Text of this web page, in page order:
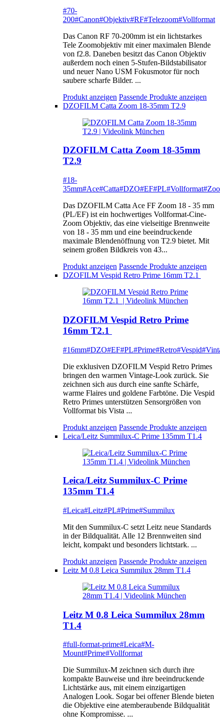
#70-
200#Canon#Objektiv#RF#Telezoom#Vollformat
Das Canon RF 70-200mm ist ein lichtstarkes
Tele Zoomobjektiv mit einer maximalen Blende
von f2.8. Daneben besitzt das Canon Objektiv
außerdem noch einen 5-Stufen-Bildstabilisator
und neuer Nano USM Fokusmotor für noch
saubere scharfe Bilder. ...
Produkt anzeigen Passende Produkte anzeigen
DZOFILM Catta Zoom 18-35mm T2.9
DZOFILM Catta Zoom 18-35mm
T2.9
#18-
35mm#Ace#Catta#DZO#EF#PL#Vollformat
Das DZOFILM Catta Ace FF Zoom 18 - 35 mm
(PL/EF) ist ein hochwertiges Vollformat-Cine-
Zoom Objektiv, das eine vielseitige Brennweite
von 18 - 35 mm und eine beeindruckende
maximale Blendenöffnung von T2.9 bietet. Mit
seinem großen Bildkreis von 43...
Produkt anzeigen Passende Produkte anzeigen
DZOFILM Vespid Retro Prime 16mm T2.1
DZOFILM Vespid Retro Prime
16mm T2.1
#16mm#DZO#EF#PL#Prime#Retro#Vespid
Die exklusiven DZOFILM Vespid Retro Primes
bringen den warmen Vintage-Look zurück. Sie
zeichnen sich aus durch eine sanfte Schärfe,
warme Flaires und goldene Farbtöne. Die Vespid
Retro Primes unterstützen Sensorgrößen von
Vollformat bis Vista ...
Produkt anzeigen Passende Produkte anzeigen
Leica/Leitz Summilux-C Prime 135mm T1.4
Leica/Leitz Summilux-C Prime
135mm T1.4
#Leica#Leitz#PL#Prime#Summilux
Mit den Summilux-C setzt Leitz neue Standards
in der Bildqualität. Alle 12 Brennweiten sind
leicht, kompakt und besonders lichtstark. ...
Produkt anzeigen Passende Produkte anzeigen
Leitz M 0.8 Leica Summilux 28mm T1.4
Leitz M 0.8 Leica Summilux 28mm
T1.4
#full-format-prime#Leica#M-
Mount#Prime#Vollformat
Die Summilux-M zeichnen sich durch ihre
kompakte Bauweise und ihre beeindruckende
Lichtstärke aus, mit einem einzigartigen
Analogen Look. Sogar bei offener Blende bieten
die Objektive eine atemberaubende Bildqualität
ohne Kompromisse. ...